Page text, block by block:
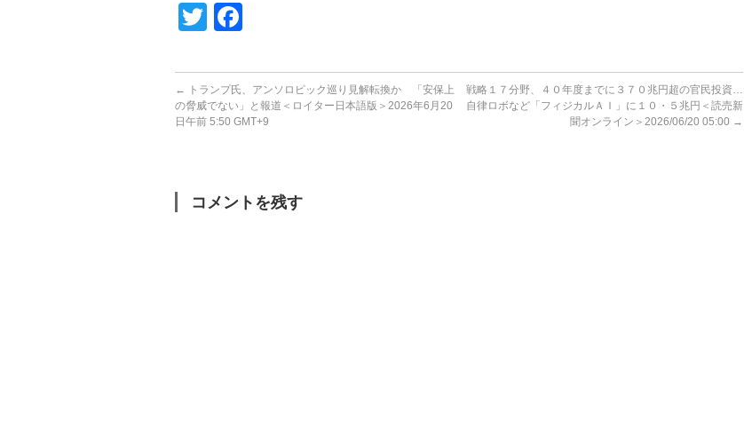
Twitter
←
トランプ氏、アンソロピック巡り見解転換か 「安保上
の脅威でない」と報道＜ロイター日本語版＞2026年6月20
日午前 5:50 GMT+9
戦略１７分野、４０年度までに３７０兆円超の官民投資…
自律ロボなど「フィジカルＡＩ」に１０・５兆円＜読売新
聞オンライン＞2026/06/20 05:00 →
コメントを残す